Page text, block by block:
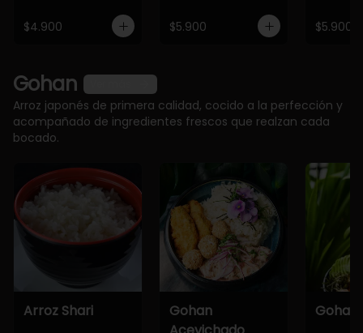
$4.900 $5.900 $5.900
Gohan
Arroz japonés de primera calidad, cocido a la perfección y
acompañado de ingredientes frescos que realzan cada
bocado.
Arroz Shari
Gohan
Gohan